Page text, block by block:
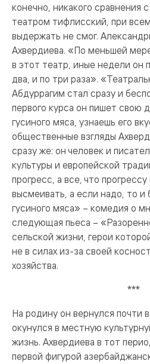
конечно, никакого сравнения
театром тифлисский, при
выдержать не смог.
Ахвердиева. «По меньшей
в этот театр, иные недели он
два, и по три раза».
Абдуррагим стал сразу и
первого курса он пишет свою
гусиного мяса, узнаешь его
общественные взгляды
сразу же: он человек и
культуры и европейской
прогресс, а все, что
высмеивать, а если надо, то и
гусиного мяса» – комедия о
следующая пьеса –
сельской жизни, герои
не в силах из-за своей
хозяйства.
***
На родину он вернулся почти
окунулся в местную
жизнь. Ахвердиева в тот
первой фигурой